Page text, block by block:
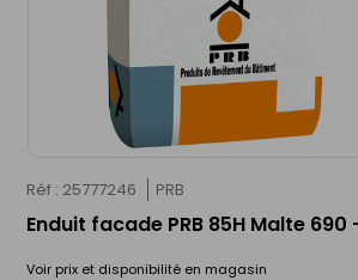
Réf : 25777246 PRB
Enduit facade PRB 85H Malte
Voir prix et disponibilité en magasin